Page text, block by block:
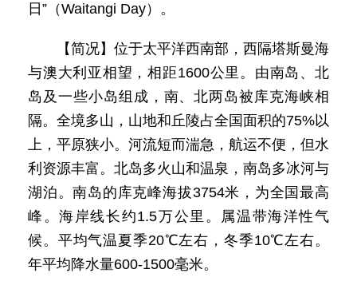
日”（Waitangi Day）。
【简况】位于太平洋西南部，西隔塔斯曼海
与澳大利亚相望，相距1600公里。由南岛、北
岛及一些小岛组成，南、北两岛被库克海峡相
隔。全境多山，山地和丘陵占全国面积的75%以
上，平原狭小。河流短而湍急，航运不便，但水
利资源丰富。北岛多火山和温泉，南岛多冰河与
湖泊。南岛的库克峰海拔3754米，为全国最高
峰。海岸线长约1.5万公里。属温带海洋性气
候。平均气温夏季20℃左右，冬季10℃左右。
年平均降水量600-1500毫米。